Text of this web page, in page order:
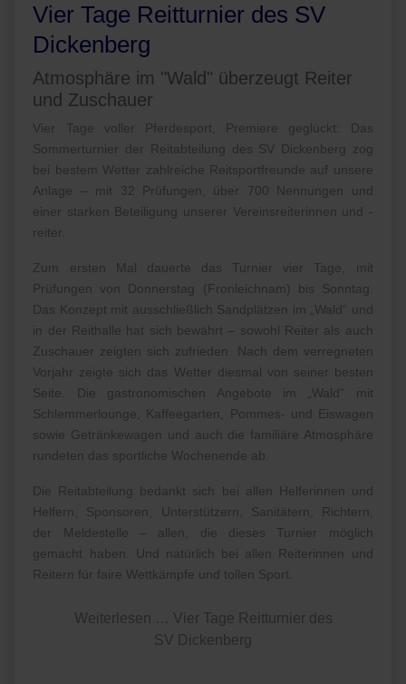
Vier Tage Reitturnier des SV
Dickenberg
Atmosphäre im "Wald" überzeugt Reiter
und Zuschauer
Vier Tage voller Pferdesport, Premiere geglückt: Das
Sommerturnier der Reitabteilung des SV Dickenberg zog
bei bestem Wetter zahlreiche Reitsportfreunde auf unsere
Anlage – mit 32 Prüfungen, über 700 Nennungen und
einer starken Beteiligung unserer Vereinsreiterinnen und -
reiter.
Zum ersten Mal dauerte das Turnier vier Tage, mit
Prüfungen von Donnerstag (Fronleichnam) bis Sonntag.
Das Konzept mit ausschließlich Sandplätzen im „Wald“ und
in der Reithalle hat sich bewährt – sowohl Reiter als auch
Zuschauer zeigten sich zufrieden. Nach dem verregneten
Vorjahr zeigte sich das Wetter diesmal von seiner besten
Seite. Die gastronomischen Angebote im „Wald“ mit
Schlemmerlounge, Kaffeegarten, Pommes- und Eiswagen
sowie Getränkewagen und auch die familiäre Atmosphäre
rundeten das sportliche Wochenende ab.
Die Reitabteilung bedankt sich bei allen Helferinnen und
Helfern, Sponsoren, Unterstützern, Sanitätern, Richtern,
der Meldestelle – allen, die dieses Turnier möglich
gemacht haben. Und natürlich bei allen Reiterinnen und
Reitern für faire Wettkämpfe und tollen Sport.
Weiterlesen … Vier Tage Reitturnier des
SV Dickenberg